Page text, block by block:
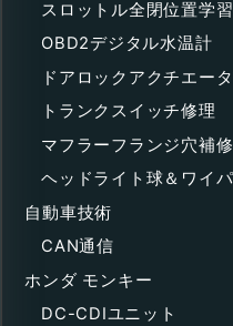
スロットル全閉位置学
OBD2デジタル水温計
ドアロックアクチエー
トランクスイッチ修理
マフラーフランジ穴補修
ヘッドライト球＆ワイ
自動車技術
CAN通信
ホンダ モンキー
DC-CDIユニット